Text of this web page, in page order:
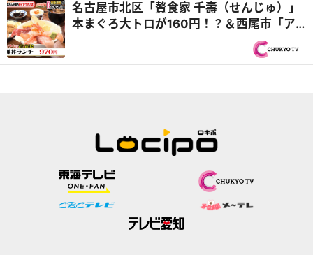
名古屋市北区「贅食家 千壽（せんじゅ）」
本まぐろ大トロが160円！？＆西尾市「ア
ジアンキッチン媽媽や」25種類のビュッフ
ェ付き！ハラミステーキランチ『PS純金